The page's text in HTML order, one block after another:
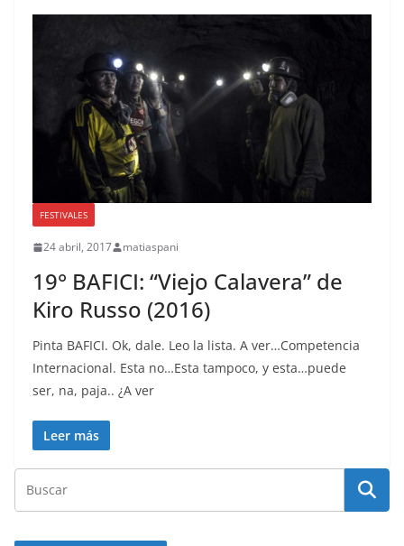
FESTIVALES
24 abril, 2017 matiaspani
19° BAFICI: “Viejo Calavera” de
Kiro Russo (2016)
Pinta BAFICI. Ok, dale. Leo la lista. A ver…Competencia
Internacional. Esta no…Esta tampoco, y esta…puede
ser, na, paja.. ¿A ver
Leer más